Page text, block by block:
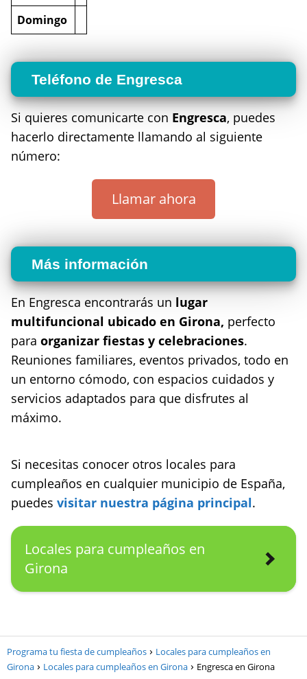
Domingo
Teléfono de Engresca
Si quieres comunicarte con Engresca, puedes
hacerlo directamente llamando al siguiente
número:
Llamar ahora
Más información
En Engresca encontrarás un lugar
multifuncional ubicado en Girona, perfecto
para organizar fiestas y celebraciones.
Reuniones familiares, eventos privados, todo en
un entorno cómodo, con espacios cuidados y
servicios adaptados para que disfrutes al
máximo.
Si necesitas conocer otros locales para
cumpleaños en cualquier municipio de España,
puedes visitar nuestra página principal.
Locales para cumpleaños en
Girona
Programa tu fiesta de cumpleaños
Locales para cumpleaños en
Girona
Locales para cumpleaños en Girona Engresca en Girona